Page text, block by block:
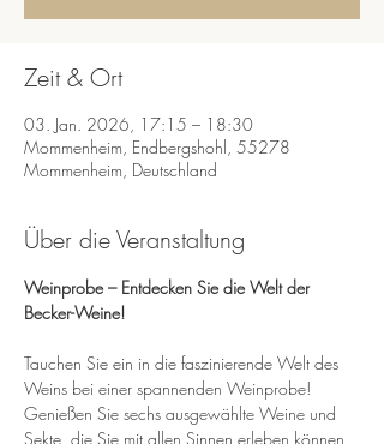
Zeit & Ort
03. Jan. 2026, 17:15 – 18:30
Mommenheim, Endbergshohl, 55278
Mommenheim, Deutschland
Über die Veranstaltung
Weinprobe – Entdecken Sie die Welt der
Becker-Weine!
Tauchen Sie ein in die faszinierende Welt des
Weins bei einer spannenden Weinprobe!
Genießen Sie sechs ausgewählte Weine und
Sekte, die Sie mit allen Sinnen erleben können.